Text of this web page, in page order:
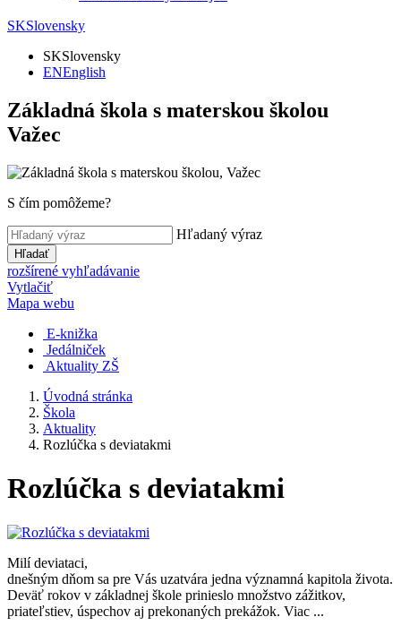
SKSlovensky
SKSlovensky
ENEnglish
Základná škola s materskou školou
Važec
S čím pomôžeme?
Hľadaný výraz
Hľadať
rozšírené vyhľadávanie
Vytlačiť
Mapa webu
E-knižka
Jedálniček
Aktuality ZŠ
Úvodná stránka
Škola
Aktuality
Rozlúčka s deviatakmi
Rozlúčka s deviatakmi
Milí deviataci,
dnešným dňom sa pre Vás uzatvára jedna významná kapitola života.
Deväť rokov v základnej škole prinieslo množstvo zážitkov,
priateľstiev, úspechov aj prekonaných prekážok. Viac ...